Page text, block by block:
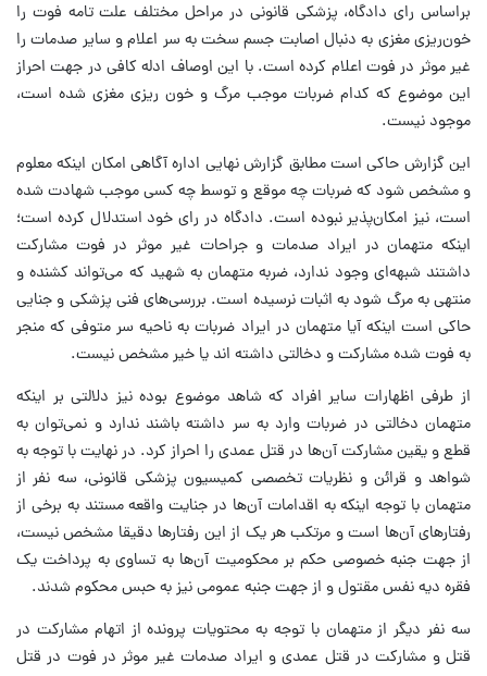
براساس رای دادگاه، پزشکی قانونی در مراحل مختلف علت تامه فوت را
خون‌ریزی مغزی به دنبال اصابت جسم سخت به سر اعلام و سایر صدمات را
غیر موثر در فوت اعلام کرده است. با این اوصاف ادله کافی در جهت احراز
این موضوع که کدام ضربات موجب مرگ و خون ریزی مغزی شده است،
موجود نیست.
این گزارش حاکی است مطابق گزارش نهایی اداره آگاهی امکان اینکه معلوم
و مشخص شود که ضربات چه موقع و توسط چه کسی موجب شهادت شده
است، نیز امکان‌پذیر نبوده است. دادگاه در رای خود استدلال کرده است؛
اینکه متهمان در ایراد صدمات و جراحات غیر موثر در فوت مشارکت
داشتند شبهه‌ای وجود ندارد، ضربه متهمان به شهید که می‌تواند کشنده و
منتهی به مرگ شود به اثبات نرسیده است. بررسی‌های فنی پزشکی و جنایی
حاکی است اینکه آیا متهمان در ایراد ضربات به ناحیه سر متوفی که منجر
به فوت شده مشارکت و دخالتی داشته اند یا خیر مشخص نیست.
از طرفی اظهارات سایر افراد که شاهد موضوع بوده نیز دلالتی بر اینکه
متهمان دخالتی در ضربات وارد به سر داشته باشند ندارد و نمی‌توان به
قطع و یقین مشارکت آن‌ها در قتل عمدی را احراز کرد. در نهایت با توجه به
شواهد و قرائن و نظریات تخصصی کمیسیون پزشکی قانونی، سه نفر از
متهمان با توجه اینکه به اقدامات آن‌ها در جنایت واقعه مستند به برخی از
رفتارهای آن‌ها است و مرتکب هر یک از این رفتارها دقیقا مشخص نیست،
از جهت جنبه خصوصی حکم بر محکومیت آن‌ها به تساوی به پرداخت یک
فقره دیه نفس مقتول و از جهت جنبه عمومی نیز به حبس محکوم شدند.
سه نفر دیگر از متهمان با توجه به محتویات پرونده از اتهام مشارکت در
قتل و مشارکت در قتل عمدی و ایراد صدمات غیر موثر در فوت در قتل